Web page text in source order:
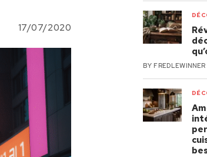
17/07/2020
BY FREDLEWINNER